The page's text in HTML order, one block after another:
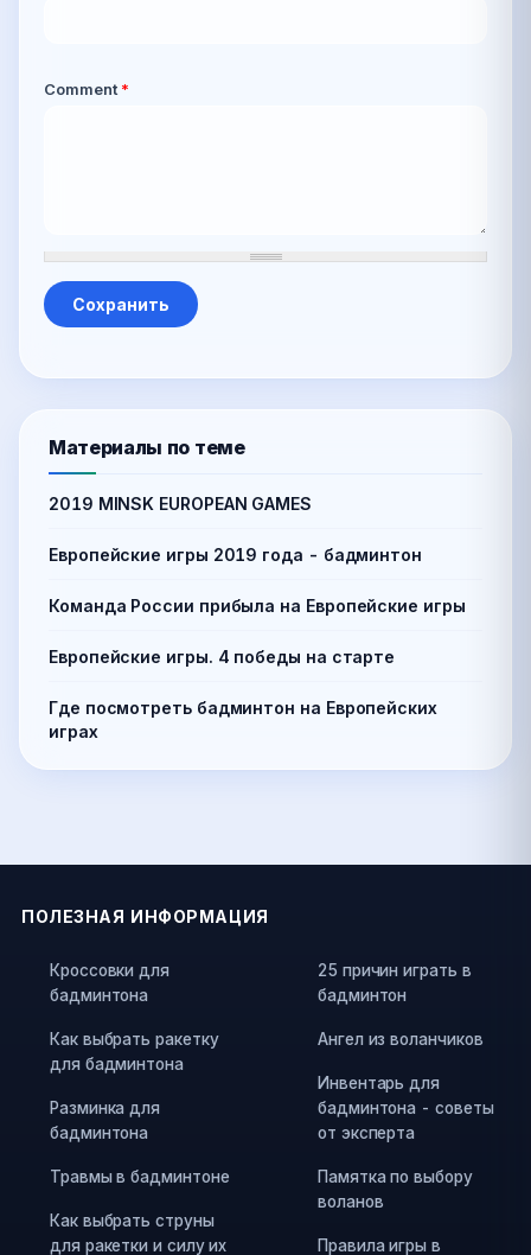
Comment *
Материалы по теме
2019 MINSK EUROPEAN GAMES
Европейские игры 2019 года - бадминтон
Команда России прибыла на Европейские игры
Европейские игры. 4 победы на старте
Где посмотреть бадминтон на Европейских
играх
ПОЛЕЗНАЯ ИНФОРМАЦИЯ
Кроссовки для
бадминтона
Как выбрать ракетку
для бадминтона
Разминка для
бадминтона
Травмы в бадминтоне
Как выбрать струны
для ракетки и силу их
25 причин играть в
бадминтон
Ангел из воланчиков
Инвентарь для
бадминтона - советы
от эксперта
Памятка по выбору
воланов
Правила игры в